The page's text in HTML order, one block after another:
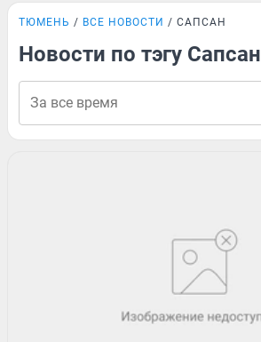
ТЮМЕНЬ ВСЕ НОВОСТИ САПСАН
Новости по тэгу Сапсан